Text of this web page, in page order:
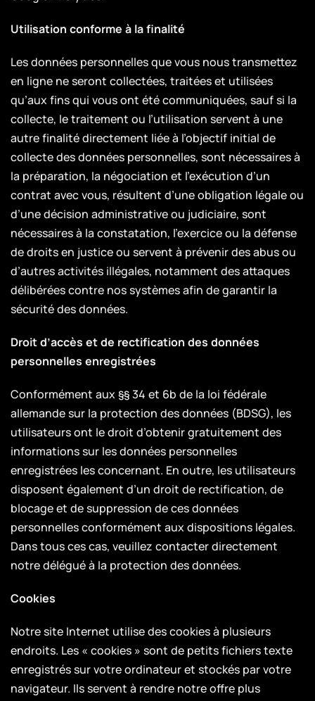
Utilisation conforme à la finalité
Les données personnelles que vous nous transmettez
en ligne ne seront collectées, traitées et utilisées
qu’aux fins qui vous ont été communiquées, sauf si la
collecte, le traitement ou l’utilisation servent à une
autre finalité directement liée à l’objectif initial de
collecte des données personnelles, sont nécessaires à
la préparation, la négociation et l’exécution d’un
contrat avec vous, résultent d’une obligation légale ou
d’une décision administrative ou judiciaire, sont
nécessaires à la constatation, l’exercice ou la défense
de droits en justice ou servent à prévenir des abus ou
d’autres activités illégales, notamment des attaques
délibérées contre nos systèmes afin de garantir la
sécurité des données.
Droit d’accès et de rectification des données
personnelles enregistrées
Conformément aux §§ 34 et 6b de la loi fédérale
allemande sur la protection des données (BDSG), les
utilisateurs ont le droit d’obtenir gratuitement des
informations sur les données personnelles
enregistrées les concernant. En outre, les utilisateurs
disposent également d’un droit de rectification, de
blocage et de suppression de ces données
personnelles conformément aux dispositions légales.
Dans tous ces cas, veuillez contacter directement
notre délégué à la protection des données.
Cookies
Notre site Internet utilise des cookies à plusieurs
endroits. Les « cookies » sont de petits fichiers texte
enregistrés sur votre ordinateur et stockés par votre
navigateur. Ils servent à rendre notre offre plus